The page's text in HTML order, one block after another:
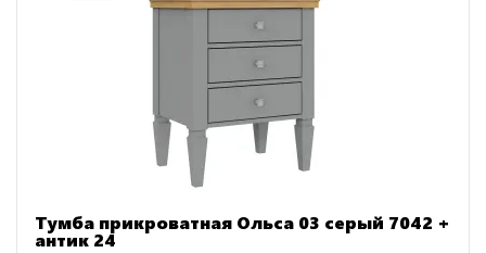
Тумба прикроватная Ольса 03 серый 7042 +
антик 24